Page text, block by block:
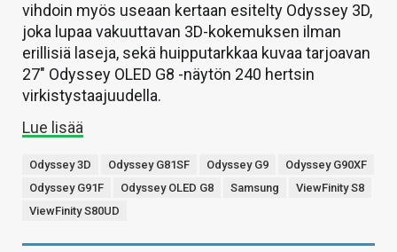
vihdoin myös useaan kertaan esitelty Odyssey 3D,
joka lupaa vakuuttavan 3D-kokemuksen ilman
erillisiä laseja, sekä huipputarkkaa kuvaa tarjoavan
27″ Odyssey OLED G8 -näytön 240 hertsin
virkistystaajuudella.
Lue lisää
Odyssey 3D Odyssey G81SF Odyssey G9
Odyssey G90XF
Odyssey G91F
Odyssey OLED G8 Samsung
ViewFinity S8
ViewFinity S80UD